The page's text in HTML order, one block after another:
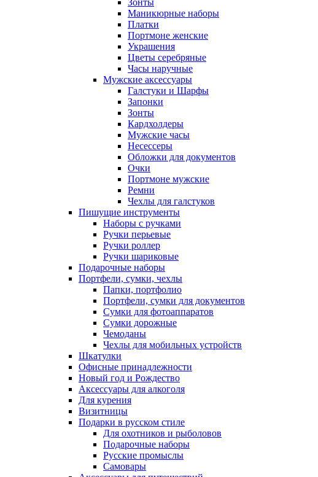
Зонты
Маникюрные наборы
Платки
Портмоне женские
Украшения
Цветы серебряные
Часы наручные
Мужские аксессуары
Галстуки и Шарфы
Запонки
Зонты
Кардхолдеры
Мужские часы
Несессеры
Обложки для документов
Очки
Портмоне мужские
Ремни
Чехлы для галстуков
Пишущие инструменты
Наборы с ручками
Ручки перьевые
Ручки роллер
Ручки шариковые
Подарочные наборы
Портфели, сумки, чехлы
Папки, портфолио
Портфели, сумки для документов
Сумки для фотоаппаратов
Сумки дорожные
Чемоданы
Чехлы для мобильных устройств
Шкатулки
Офисные принадлежности
Новый год и Рождество
Аксессуары для алкоголя
Для курения
Визитницы
Подарки в русском стиле
Для охотников и рыболовов
Подарочные наборы
Русские промыслы
Самовары